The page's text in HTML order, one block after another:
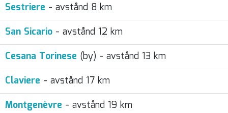
Sestriere - avstånd 8 km
San Sicario - avstånd 12 km
Cesana Torinese (by) - avstånd 13 km
Claviere - avstånd 17 km
Montgenèvre - avstånd 19 km